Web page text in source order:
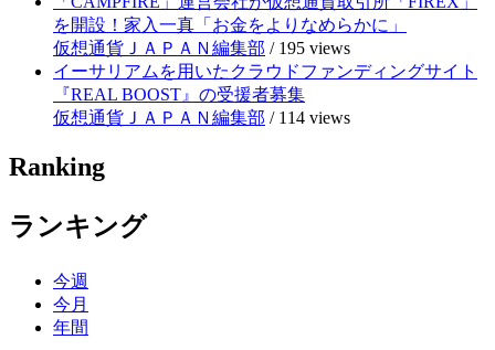
を開設！家入一真「お金をよりなめらかに」
仮想通貨ＪＡＰＡＮ編集部 / 195 views
イーサリアムを用いたクラウドファンディングサイト
『REAL BOOST』の受援者募集
仮想通貨ＪＡＰＡＮ編集部 / 114 views
Ranking
ランキング
今週
今月
年間